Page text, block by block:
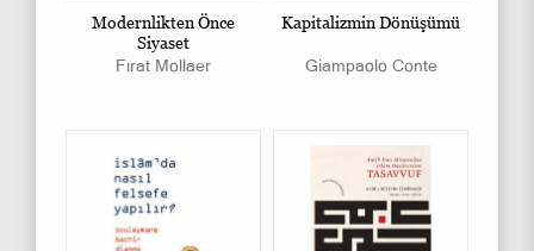
Modernlikten Önce
Siyaset
Fırat Mollaer
Kapitalizmin Dönüşümü
Giampaolo Conte